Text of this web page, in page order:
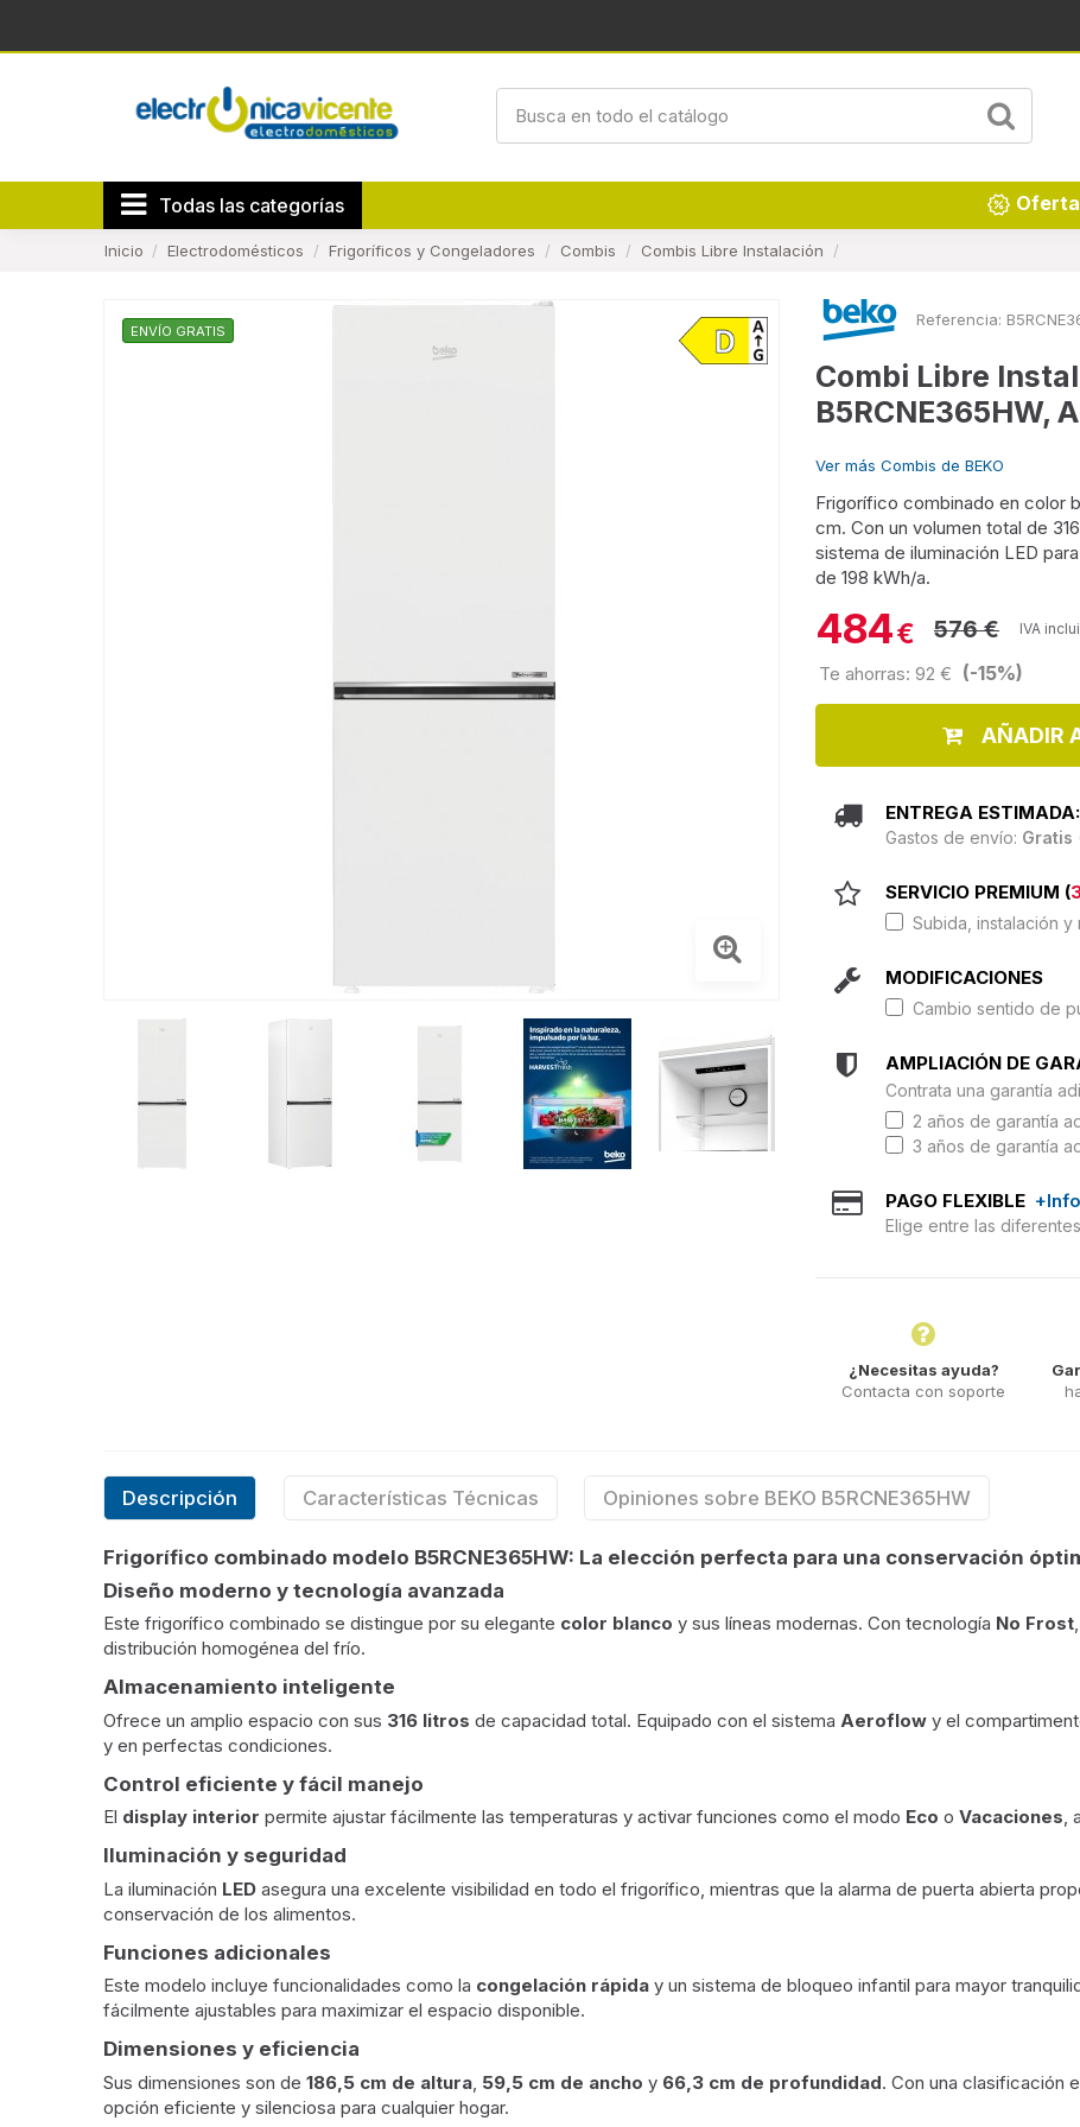
Todas las categorías
Inicio Electrodomésticos Frigoríficos y Congeladores Combis Combis Libre Instalación
ENVÍO GRATIS
Referencia:
Combi Libre
B5RCNE365HW,
Ver más Combis de BEKO
Frigorífico combinado en color
cm. Con un volumen total de
sistema de iluminación LED
de 198 kWh/a.
484€ 576 € IVA
Te ahorras: 92 € (-15%)
AÑADIR
ENTREGA ESTIMADA:
Gastos de envío: Gratis
SERVICIO PREMIUM (
Subida, instalación
MODIFICACIONES
Cambio sentido de
AMPLIACIÓN DE
Contrata una garantía
2 años de garantía
3 años de garantía
PAGO FLEXIBLE +Info
Elige entre las
¿Necesitas ayuda?
Contacta con soporte
Descripción Características Técnicas Opiniones sobre BEKO B5RCNE365HW
Frigorífico combinado modelo B5RCNE365HW: La elección perfecta para una conservación
Diseño moderno y tecnología avanzada
Este frigorífico combinado se distingue por su elegante color blanco y sus líneas modernas. Con tecnología No Frost
distribución homogénea del frío.
Almacenamiento inteligente
Ofrece un amplio espacio con sus 316 litros de capacidad total. Equipado con el sistema Aeroflow y el
y en perfectas condiciones.
Control eficiente y fácil manejo
El display interior permite ajustar fácilmente las temperaturas y activar funciones como el modo Eco o Vacaciones,
Iluminación y seguridad
La iluminación LED asegura una excelente visibilidad en todo el frigorífico, mientras que la alarma de puerta abierta
conservación de los alimentos.
Funciones adicionales
Este modelo incluye funcionalidades como la congelación rápida y un sistema de bloqueo infantil para mayor
fácilmente ajustables para maximizar el espacio disponible.
Dimensiones y eficiencia
Sus dimensiones son de 186,5 cm de altura 59,5 cm de ancho y 66,3 cm de profundidad. Con una clasificación
opción eficiente y silenciosa para cualquier hogar.